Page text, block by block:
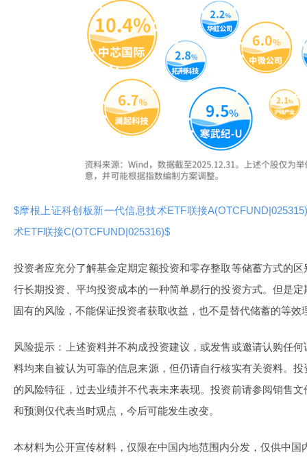
$摩根上证科创板新一代信息技术ETF联接
术ETF联接C(OTCFUND|025316)$
投资者应充分了解基金定期定额投资和零存整取等储蓄方式的
行长期投资、平均投资成本的一种简单易行的投资方式。但是
固有的风险，不能保证投资者获取收益，也不是替代储蓄的等效
风险提示：上述资料并不构成投资建议，或发售或邀请认购任
料均来自被认为可靠的信息来源，但仍请自行核实有关资料。
的风险特征，过去业绩并不代表未来表现。投资前请参阅销售
和预测仅代表当时观点，今后可能发生改变。
本材料为公开宣传材料，仅限在中国内地范围内分发，仅供中